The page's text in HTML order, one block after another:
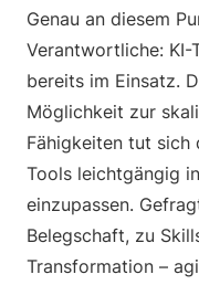
Genau an diesem
Verantwortliche:
bereits im Einsatz.
Möglichkeit zur
Fähigkeiten tut sich
Tools leichtgängig
einzupassen.
Belegschaft, zu
Transformation –